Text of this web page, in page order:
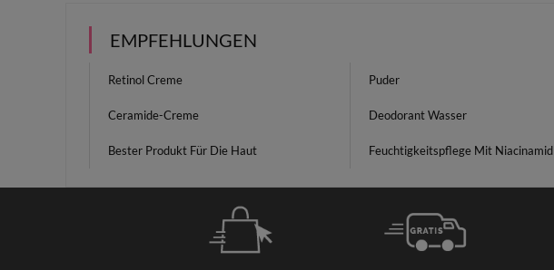
EMPFEHLUNGEN
Retinol Creme Puder
Ceramide-Creme Deodorant Wasser
Bester Produkt Für Die Haut Feuchtigkeitspflege Mit Niacinamid